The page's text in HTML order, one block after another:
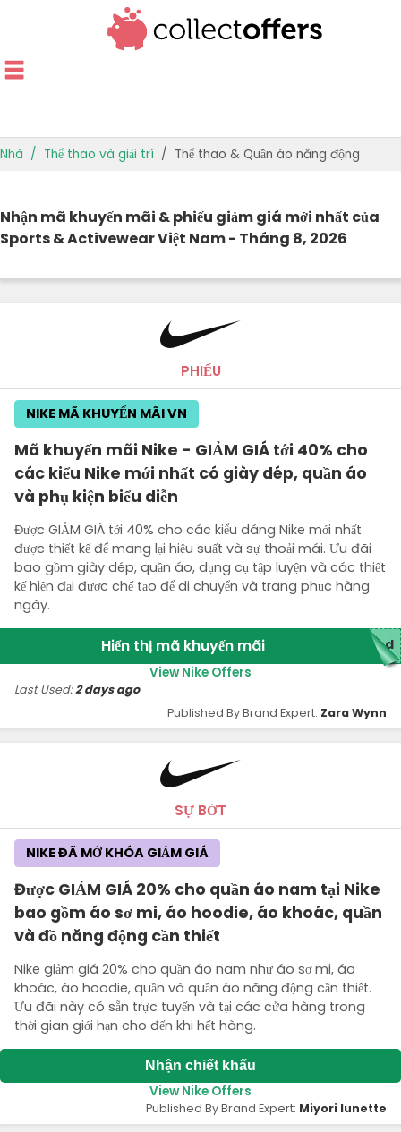
ƯU ĐÃI THEO DANH MỤC
Nhà Thể thao và giải trí Thể thao & Quần áo năng động
Nhận mã khuyến mãi & phiếu giảm giá mới nhất của
Sports & Activewear Việt Nam - Tháng 8, 2026
PHIẾU
Mã khuyến mãi Nike - GIẢM GIÁ tới 40% cho
các kiểu Nike mới nhất có giày dép, quần áo
và phụ kiện biểu diễn
Được GIẢM GIÁ tới 40% cho các kiểu dáng Nike mới nhất
được thiết kế để mang lại hiệu suất và sự thoải mái. Ưu đãi
bao gồm giày dép, quần áo, dụng cụ tập luyện và các thiết
kế hiện đại được chế tạo để di chuyển và trang phục hàng
ngày.
NIKE MÃ KHUYẾN MÃI VN
Hiển thị mã khuyến mãi ded
View Nike Offers
Published By Brand Expert: Zara Wynn
Last Used:2 days ago
SỰ BỚT
Được GIẢM GIÁ 20% cho quần áo nam tại Nike
bao gồm áo sơ mi, áo hoodie, áo khoác, quần
và đồ năng động cần thiết
Nike giảm giá 20% cho quần áo nam như áo sơ mi, áo
khoác, áo hoodie, quần và quần áo năng động cần thiết.
Ưu đãi này có sẵn trực tuyến và tại các cửa hàng trong
thời gian giới hạn cho đến khi hết hàng.
NIKE ĐÃ MỞ KHÓA GIẢM GIÁ
Nhận chiết khấu
View Nike Offers
Published By Brand Expert: Miyori lunette